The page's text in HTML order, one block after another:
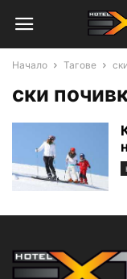
Начало Тагове
ски